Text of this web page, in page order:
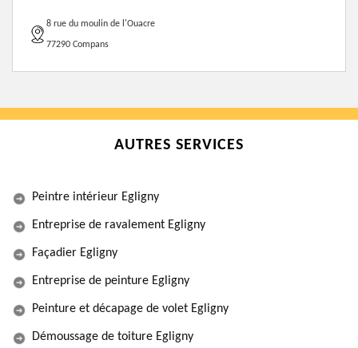
8 rue du moulin de l'Ouacre
77290 Compans
AUTRES SERVICES
Peintre intérieur Egligny
Entreprise de ravalement Egligny
Façadier Egligny
Entreprise de peinture Egligny
Peinture et décapage de volet Egligny
Démoussage de toiture Egligny